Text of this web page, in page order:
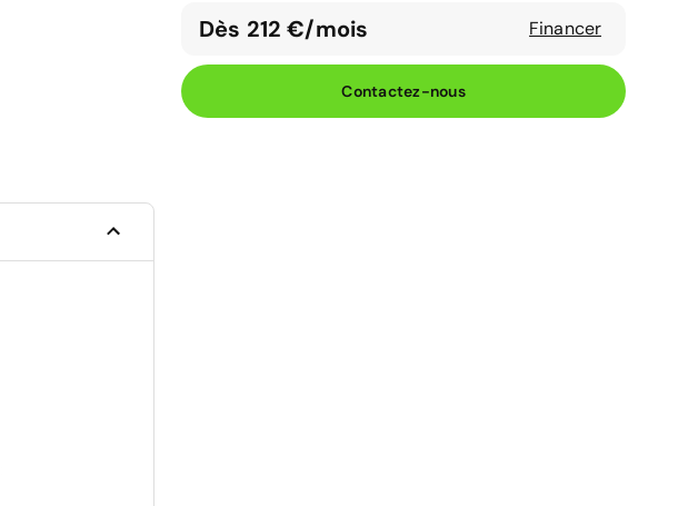
Dès 212 €/mois Financer
Contactez-nous